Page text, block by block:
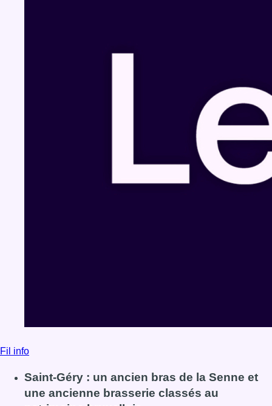
Fil info
Saint-Géry : un ancien bras de la Senne et
une ancienne brasserie classés au